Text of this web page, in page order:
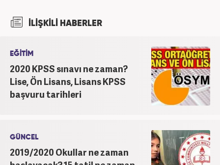
İLİŞKİLİ HABERLER
EĞİTİM
2020 KPSS sınavı ne zaman?
Lise, Ön Lisans, Lisans KPSS
başvuru tarihleri
GÜNCEL
2019/2020 Okullar ne zaman